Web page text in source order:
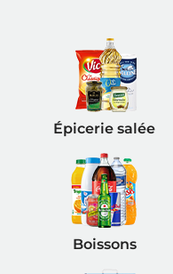
Épicerie salée
Boissons